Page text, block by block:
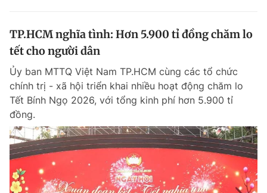
TP.HCM nghĩa tình: Hơn 5.900 tỉ đồng chăm lo
tết cho người dân
Ủy ban MTTQ Việt Nam TP.HCM cùng các tổ chức
chính trị - xã hội triển khai nhiều hoạt động chăm lo
Tết Bính Ngọ 2026, với tổng kinh phí hơn 5.900 tỉ
đồng.